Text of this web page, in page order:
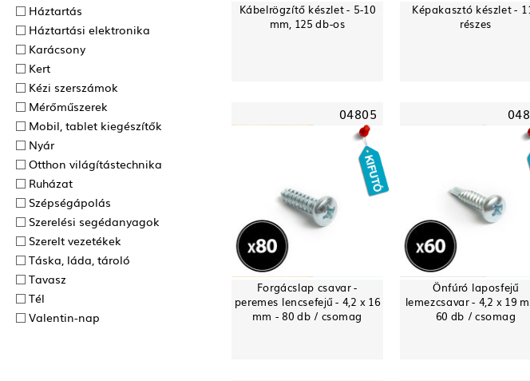
Háztartás
Háztartási elektronika
Karácsony
Kert
Kézi szerszámok
Mérőműszerek
Mobil, tablet kiegészítők
Nyár
Otthon világítástechnika
Ruházat
Szépségápolás
Szerelési segédanyagok
Szerelt vezetékek
Táska, láda, tároló
Tavasz
Tél
Valentin-nap
Kábelrögzítő készlet - 5-10
mm, 125 db-os
Képakasztó készlet -
részes
04805
Forgácslap csavar -
peremes lencsefejű - 4,2 x 16
mm - 80 db / csomag
Önfúró laposfejű
lemezcsavar - 4,2 x 19
60 db / csomag